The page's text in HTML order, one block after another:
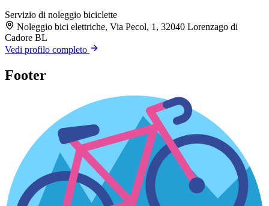
Servizio di noleggio biciclette
Noleggio bici elettriche, Via Pecol, 1, 32040 Lorenzago di
Cadore BL
Vedi profilo completo
Footer